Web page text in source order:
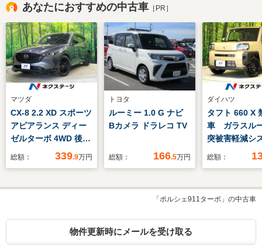
あなたにおすすめの中古車 ［PR］
マツダ
CX-8 2.2 XD スポーツ
アピアランス ディー
ゼルターボ 4WD 後
期 エアロ ルーフレ
10型マツダコネクト
ートエアコン 革シー
総額： 339.9万円
トヨタ
ルーミー 1.0 G ナビ
Bカメラ ドラレコ TV
総額： 166.5万円
ダイハツ
タフト 660 X
車 ガラスル
突被害軽減
コーナーセ
ム オートラ
ートエアコ
グ パワーウ
総額：
「ポルシェ911ターボ」の中古車
物件更新時にメールを受け取る